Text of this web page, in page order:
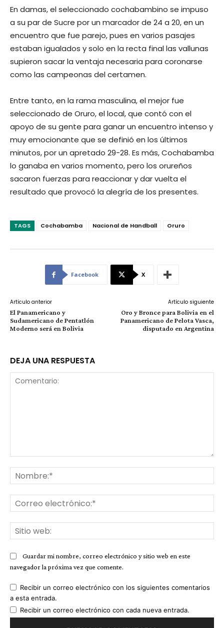
En damas, el seleccionado cochabambino se impuso
a su par de Sucre por un marcador de 24 a 20, en un
encuentro que fue parejo, pues en varios pasajes
estaban igualados y solo en la recta final las vallunas
supieron sacar la ventaja necesaria para coronarse
como las campeonas del certamen.
Entre tanto, en la rama masculina, el mejor fue
seleccionado de Oruro, el local, que contó con el
apoyo de su gente para ganar un encuentro intenso y
muy emocionante que se definió en los últimos
minutos, por un apretado 29-28. Es más, Cochabamba
lo ganaba en varios momento, pero los orureños
sacaron fuerzas para reaccionar y dar vuelta el
resultado que provocó la alegría de los presentes.
TAGS Cochabamba Nacional de Handball Oruro
Facebook X
Artículo anterior
El Panamericano y
Sudamericano de Pentatlón
Moderno será en Bolivia
Artículo siguiente
Oro y Bronce para Bolivia en el
Panamericano de Pelota Vasca,
disputado en Argentina
DEJA UNA RESPUESTA
Guardar mi nombre, correo electrónico y sitio web en este
navegador la próxima vez que comente.
Recibir un correo electrónico con los siguientes comentarios
a esta entrada.
Recibir un correo electrónico con cada nueva entrada.